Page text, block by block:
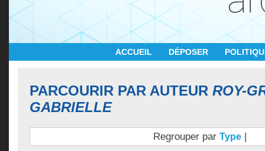
ACCUEIL DÉPOSER
PARCOURIR PAR AUTEUR ROY-
GABRIELLE
Regrouper par Type |